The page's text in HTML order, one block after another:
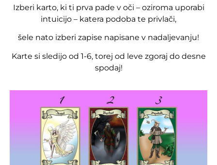
Izberi karto, ki ti prva pade v oči – oziroma uporabi
intuicijo – katera podoba te privlači,
šele nato izberi zapise napisane v nadaljevanju!
Karte si sledijo od 1-6, torej od leve zgoraj do desne
spodaj!